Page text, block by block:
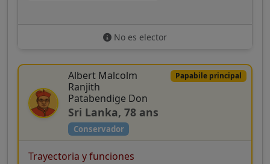
No es elector
Papabile principal
Albert Malcolm
Ranjith
Patabendige Don
Sri Lanka, 78 ans
Conservador
Trayectoria y funciones